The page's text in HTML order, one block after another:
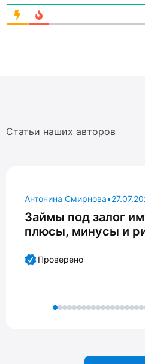
Статьи наших авторов
Антонина Смирнова•
Займы под залог
плюсы, минусы и
Проверено